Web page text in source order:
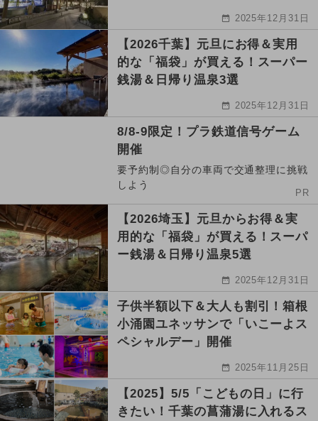
2025年12月31日
【2026千葉】元旦にお得＆実用
的な「福袋」が買える！スーパー
銭湯＆日帰り温泉3選
2025年12月31日
8/8-9限定！プラ鉄道信号ゲーム
開催
要予約制◎自分の車両で交通整理に挑戦
しよう
PR
【2026埼玉】元旦からお得＆実
用的な「福袋」が買える！スーパ
ー銭湯＆日帰り温泉5選
2025年12月31日
子供半額以下＆大人も割引！箱根
小涌園ユネッサンで「いこーよス
ペシャルデー」開催
2025年11月25日
【2025】5/5「こどもの日」に行
きたい！千葉の菖蒲湯に入れるス